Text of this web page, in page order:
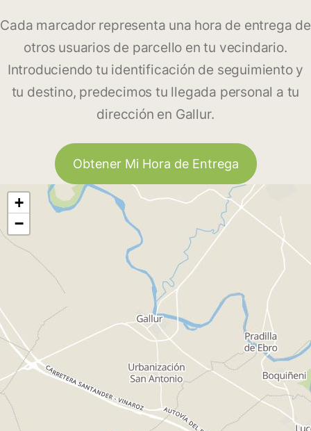
Cada marcador representa una hora de entrega de
otros usuarios de parcello en tu vecindario.
Introduciendo tu identificación de seguimiento y
tu destino, predecimos tu llegada personal a tu
dirección en Gallur.
Obtener Mi Hora de Entrega
+
−